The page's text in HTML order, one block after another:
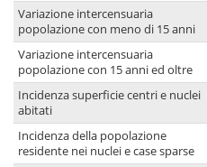
Variazione intercensuaria
popolazione con meno di 15 anni
Variazione intercensuaria
popolazione con 15 anni ed oltre
Incidenza superficie centri e nuclei
abitati
Incidenza della popolazione
residente nei nuclei e case sparse